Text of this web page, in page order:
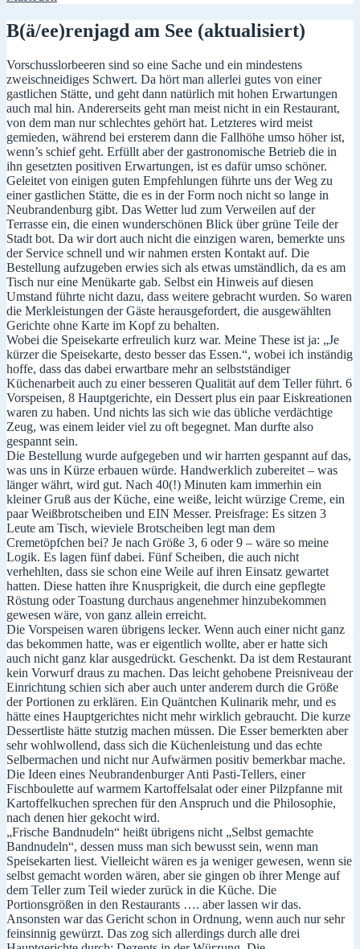
B(ä/ee)renjagd am See (aktualisiert)
Vorschusslorbeeren sind so eine Sache und ein mindestens
zweischneidiges Schwert. Da hört man allerlei gutes von einer
gastlichen Stätte, und geht dann natürlich mit hohen Erwartungen
auch mal hin. Andererseits geht man meist nicht in ein Restaurant,
von dem man nur schlechtes gehört hat. Letzteres wird meist
gemieden, während bei ersterem dann die Fallhöhe umso höher ist,
wenn’s schief geht. Erfüllt aber der gastronomische Betrieb die in
ihn gesetzten positiven Erwartungen, ist es dafür umso schöner.
Geleitet von einigen guten Empfehlungen führte uns der Weg zu
einer gastlichen Stätte, die es in der Form noch nicht so lange in
Neubrandenburg gibt. Das Wetter lud zum Verweilen auf der
Terrasse ein, die einen wunderschönen Blick über grüne Teile der
Stadt bot. Da wir dort auch nicht die einzigen waren, bemerkte uns
der Service schnell und wir nahmen ersten Kontakt auf. Die
Bestellung aufzugeben erwies sich als etwas umständlich, da es am
Tisch nur eine Menükarte gab. Selbst ein Hinweis auf diesen
Umstand führte nicht dazu, dass weitere gebracht wurden. So waren
die Merkleistungen der Gäste herausgefordert, die ausgewählten
Gerichte ohne Karte im Kopf zu behalten.
Wobei die Speisekarte erfreulich kurz war. Meine These ist ja: „Je
kürzer die Speisekarte, desto besser das Essen.“, wobei ich inständig
hoffe, dass das dabei erwartbare mehr an selbstständiger
Küchenarbeit auch zu einer besseren Qualität auf dem Teller führt. 6
Vorspeisen, 8 Hauptgerichte, ein Dessert plus ein paar Eiskreationen
waren zu haben. Und nichts las sich wie das übliche verdächtige
Zeug, was einem leider viel zu oft begegnet. Man durfte also
gespannt sein.
Die Bestellung wurde aufgegeben und wir harrten gespannt auf das,
was uns in Kürze erbauen würde. Handwerklich zubereitet – was
länger währt, wird gut. Nach 40(!) Minuten kam immerhin ein
kleiner Gruß aus der Küche, eine weiße, leicht würzige Creme, ein
paar Weißbrotscheiben und EIN Messer. Preisfrage: Es sitzen 3
Leute am Tisch, wieviele Brotscheiben legt man dem
Cremetöpfchen bei? Je nach Größe 3, 6 oder 9 – wäre so meine
Logik. Es lagen fünf dabei. Fünf Scheiben, die auch nicht
verhehlten, dass sie schon eine Weile auf ihren Einsatz gewartet
hatten. Diese hatten ihre Knusprigkeit, die durch eine gepflegte
Röstung oder Toastung durchaus angenehmer hinzubekommen
gewesen wäre, von ganz allein erreicht.
Die Vorspeisen waren übrigens lecker. Wenn auch einer nicht ganz
das bekommen hatte, was er eigentlich wollte, aber er hatte sich
auch nicht ganz klar ausgedrückt. Geschenkt. Da ist dem Restaurant
kein Vorwurf draus zu machen. Das leicht gehobene Preisniveau der
Einrichtung schien sich aber auch unter anderem durch die Größe
der Portionen zu erklären. Ein Quäntchen Kulinarik mehr, und es
hätte eines Hauptgerichtes nicht mehr wirklich gebraucht. Die kurze
Dessertliste hätte stutzig machen müssen. Die Esser bemerkten aber
sehr wohlwollend, dass sich die Küchenleistung und das echte
Selbermachen und nicht nur Aufwärmen positiv bemerkbar mache.
Die Ideen eines Neubrandenburger Anti Pasti-Tellers, einer
Fischboulette auf warmem Kartoffelsalat oder einer Pilzpfanne mit
Kartoffelkuchen sprechen für den Anspruch und die Philosophie,
nach denen hier gekocht wird.
„Frische Bandnudeln“ heißt übrigens nicht „Selbst gemachte
Bandnudeln“, dessen muss man sich bewusst sein, wenn man
Speisekarten liest. Vielleicht wären es ja weniger gewesen, wenn sie
selbst gemacht worden wären, aber sie gingen ob ihrer Menge auf
dem Teller zum Teil wieder zurück in die Küche. Die
Portionsgrößen in den Restaurants …. aber lassen wir das.
Ansonsten war das Gericht schon in Ordnung, wenn auch nur sehr
feinsinnig gewürzt. Das zog sich allerdings durch alle drei